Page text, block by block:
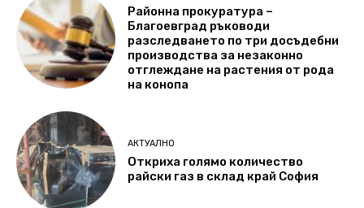
Районна прокуратура –
Благоевград ръководи
разследването по три досъдебни
производства за незаконно
отглеждане на растения от рода
на конопа
АКТУАЛНО
Откриха голямо количество
райски газ в склад край София